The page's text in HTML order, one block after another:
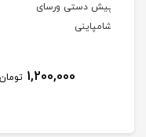
پیاله ورسای شامپاینی
1,200,000